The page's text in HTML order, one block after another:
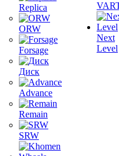
Replica
ORW
Forsage
Диск
Advance
Remain
SRW
Next
Level